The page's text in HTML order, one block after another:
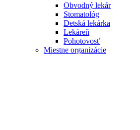
Obvodný lekár
Stomatológ
Detská lekárka
Lekáreň
Pohotovosť
Miestne organizácie